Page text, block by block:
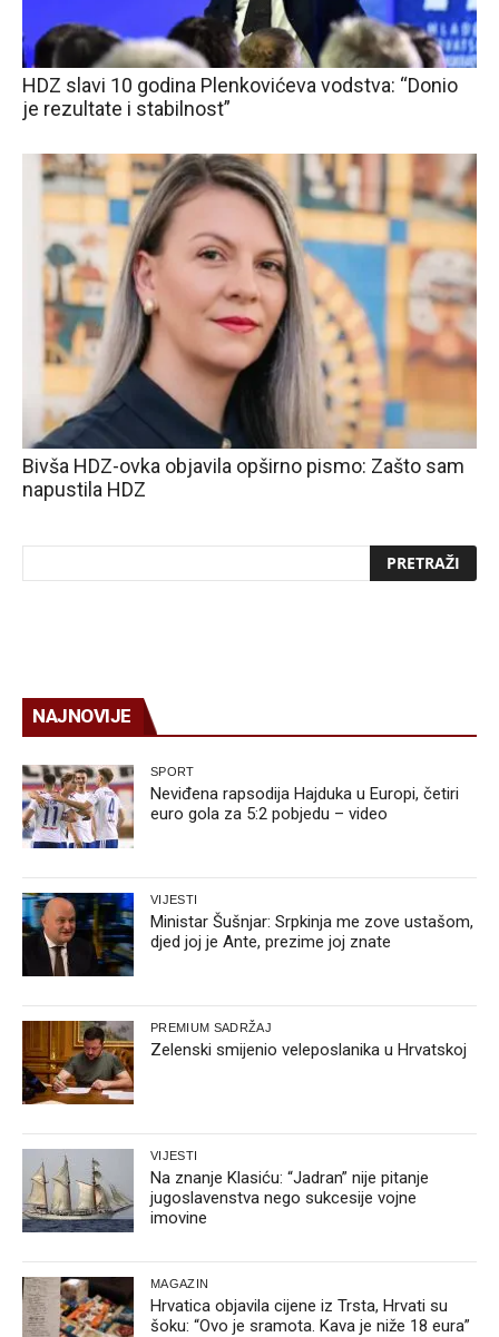
HDZ slavi 10 godina Plenkovićeva vodstva: “Donio
je rezultate i stabilnost”
Bivša HDZ-ovka objavila opširno pismo: Zašto sam
napustila HDZ
NAJNOVIJE
SPORT
Neviđena rapsodija Hajduka u Europi, četiri
euro gola za 5:2 pobjedu – video
VIJESTI
Ministar Šušnjar: Srpkinja me zove ustašom,
djed joj je Ante, prezime joj znate
PREMIUM SADRŽAJ
Zelenski smijenio veleposlanika u Hrvatskoj
VIJESTI
Na znanje Klasiću: “Jadran” nije pitanje
jugoslavenstva nego sukcesije vojne
imovine
MAGAZIN
Hrvatica objavila cijene iz Trsta, Hrvati su
šoku: “Ovo je sramota. Kava je niže 18 eura”